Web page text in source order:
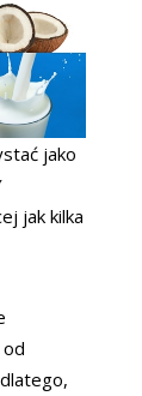
jako
jak kilka